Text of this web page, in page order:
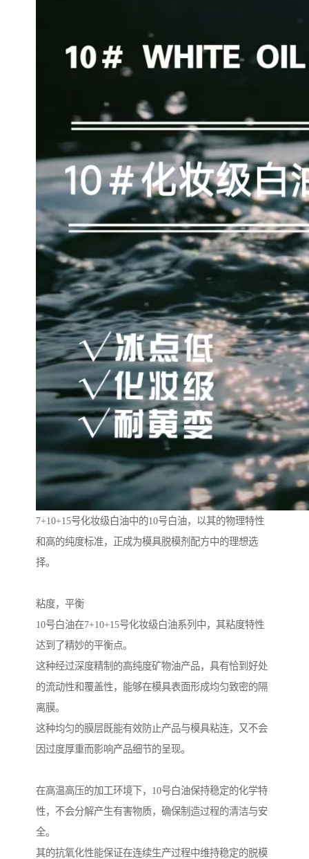
7+10+15号化妆级白油中的10号白油，以其的物理特性
和高的纯度标准，正成为模具脱模剂配方中的理想选
择。
粘度，平衡
10号白油在7+10+15号化妆级白油系列中，其粘度特性
达到了精妙的平衡点。
这种经过深度精制的高纯度矿物油产品，具有恰到好处
的流动性和覆盖性，能够在模具表面形成均匀致密的隔
离膜。
这种均匀的膜层既能有效防止产品与模具粘连，又不会
因过度厚重而影响产品细节的呈现。
在高温高压的加工环境下，10号白油保持稳定的化学特
性，不会分解产生有害物质，确保制造过程的清洁与安
全。
其的抗氧化性能保证在连续生产过程中维持稳定的脱模